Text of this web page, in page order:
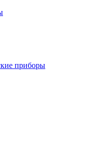
приборы